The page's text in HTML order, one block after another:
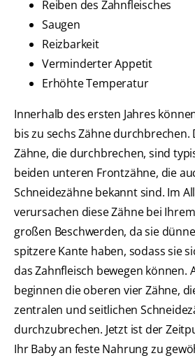
Reiben des Zahnfleisches
Saugen
Reizbarkeit
Verminderter Appetit
Erhöhte Temperatur
Innerhalb des ersten Jahres
bis zu sechs Zähne durchbrechen.
Zähne, die durchbrechen, sind
beiden unteren Frontzähne, die
Schneidezähne bekannt sind. Im
verursachen diese Zähne bei
großen Beschwerden, da sie
spitzere Kante haben, sodass sie
das Zahnfleisch bewegen können.
beginnen die oberen vier Zähne,
zentralen und seitlichen
durchzubrechen. Jetzt ist der
Ihr Baby an feste Nahrung zu